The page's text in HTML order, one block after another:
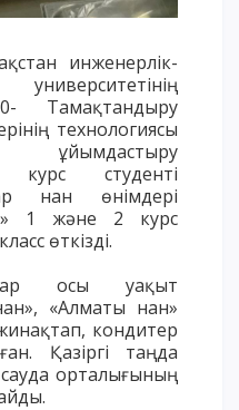
технологий
инженерлік-
Тамақтандыру
технологиясы
ұйымдастыру
студенті
нан өнімдері
1 және 2 курс
өткізді.
осы уақыт
«Алматы нан»
кондитер
Қазіргі таңда
орталығының